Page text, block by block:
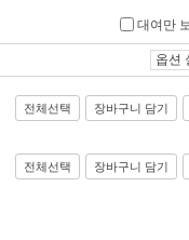
대여만
옵션
전체선택 장바구니 담기
전체선택 장바구니 담기